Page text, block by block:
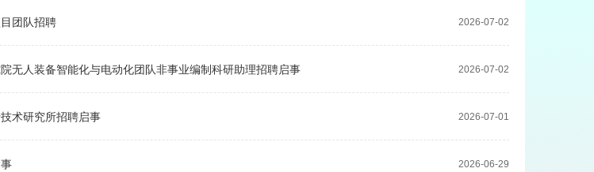
2026-07-02
团队招聘
2026-07-02
无人装备智能化与电动化团队非事业编制科研助理招聘启事
2026-07-01
术研究所招聘启事
2026-06-29